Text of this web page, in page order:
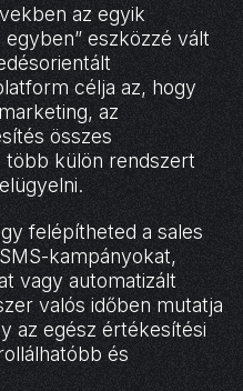
az egyik
eszközzé vált
célja az, hogy
az
összes
külön rendszert
felépítheted a sales
kampányokat,
vagy automatizált
valós időben mutatja
az egész értékesítési
és